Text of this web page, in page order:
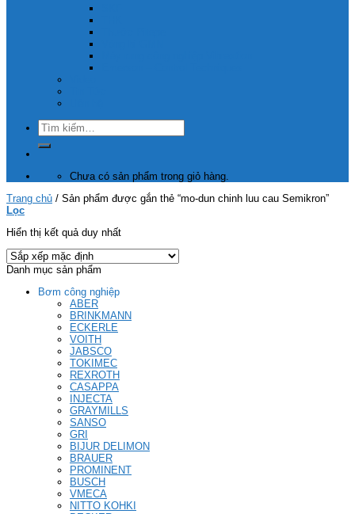
Tìm
kiếm:
Chưa có sản phẩm trong giỏ hàng.
Trang chủ / Sản phẩm được gắn thẻ “mo-dun chinh luu cau Semikron”
Lọc
Hiển thị kết quả duy nhất
Danh mục sản phẩm
Bơm công nghiệp
ABER
BRINKMANN
ECKERLE
VOITH
JABSCO
TOKIMEC
REXROTH
CASAPPA
INJECTA
GRAYMILLS
SANSO
GRI
BIJUR DELIMON
BRAUER
PROMINENT
BUSCH
VMECA
NITTO KOHKI